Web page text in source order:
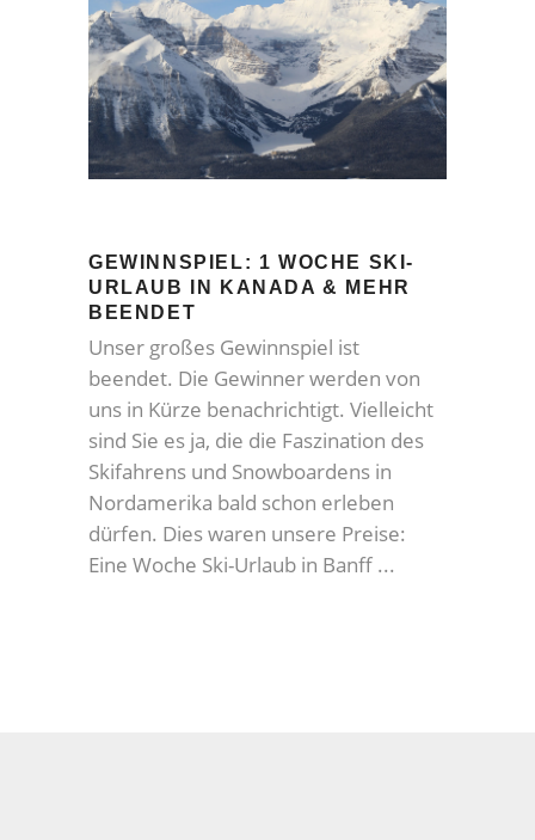
GEWINNSPIEL: 1 WOCHE SKI-
URLAUB IN KANADA & MEHR
BEENDET
Unser großes Gewinnspiel ist
beendet. Die Gewinner werden von
uns in Kürze benachrichtigt. Vielleicht
sind Sie es ja, die die Faszination des
Skifahrens und Snowboardens in
Nordamerika bald schon erleben
dürfen. Dies waren unsere Preise:
Eine Woche Ski-Urlaub in Banff